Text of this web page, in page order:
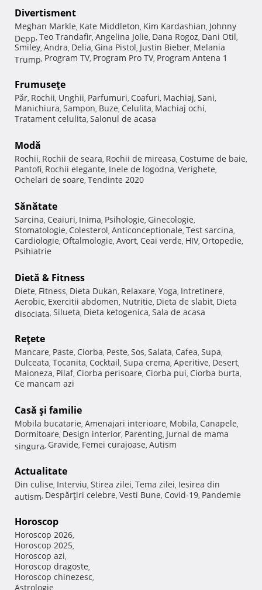
Divertisment
Meghan Markle, Kate Middleton, Kim Kardashian, Johnny
Depp, Teo Trandafir, Angelina Jolie, Dana Rogoz, Dani Otil,
Smiley, Andra, Delia, Gina Pistol, Justin Bieber, Melania
Trump, Program TV, Program Pro TV, Program Antena 1
Frumuseţe
Păr, Rochii, Unghii, Parfumuri, Coafuri, Machiaj, Sani,
Manichiura, Sampon, Buze, Celulita, Machiaj ochi,
Tratament celulita, Salonul de acasa
Modă
Rochii, Rochii de seara, Rochii de mireasa, Costume de baie,
Pantofi, Rochii elegante, Inele de logodna, Verighete,
Ochelari de soare, Tendinte 2020
Sănătate
Sarcina, Ceaiuri, Inima, Psihologie, Ginecologie,
Stomatologie, Colesterol, Anticonceptionale, Test sarcina,
Cardiologie, Oftalmologie, Avort, Ceai verde, HIV, Ortopedie,
Psihiatrie
Dietă & Fitness
Diete, Fitness, Dieta Dukan, Relaxare, Yoga, Intretinere,
Aerobic, Exercitii abdomen, Nutritie, Dieta de slabit, Dieta
disociata, Silueta, Dieta ketogenica, Sala de acasa
Reţete
Mancare, Paste, Ciorba, Peste, Sos, Salata, Cafea, Supa,
Dulceata, Tocanita, Cocktail, Supa crema, Aperitive, Desert,
Maioneza, Pilaf, Ciorba perisoare, Ciorba pui, Ciorba burta,
Ce mancam azi
Casă şi familie
Mobila bucatarie, Amenajari interioare, Mobila, Canapele,
Dormitoare, Design interior, Parenting, Jurnal de mama
singura, Gravide, Femei curajoase, Autism
Actualitate
Din culise, Interviu, Stirea zilei, Tema zilei, Iesirea din
autism, Despărţiri celebre, Vesti Bune, Covid-19, Pandemie
Horoscop
Horoscop 2026,
Horoscop 2025,
Horoscop azi,
Horoscop dragoste,
Horoscop chinezesc,
Astrologie